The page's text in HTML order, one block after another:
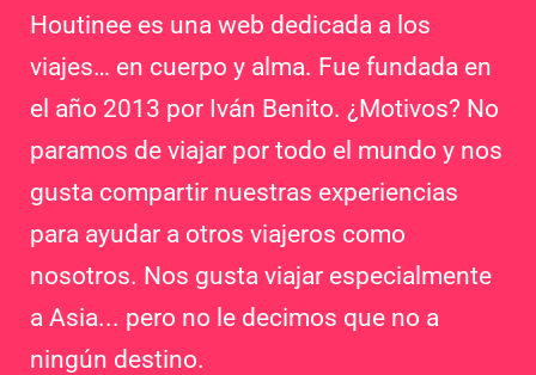
Houtinee es una web dedicada a los
viajes… en cuerpo y alma. Fue fundada en
el año 2013 por Iván Benito. ¿Motivos? No
paramos de viajar por todo el mundo y nos
gusta compartir nuestras experiencias
para ayudar a otros viajeros como
nosotros. Nos gusta viajar especialmente
a Asia... pero no le decimos que no a
ningún destino.